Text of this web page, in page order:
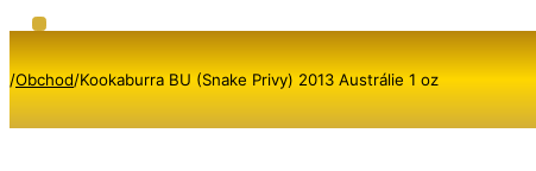
/Obchod/Kookaburra BU (Snake Privy) 2013 Austrálie 1 oz